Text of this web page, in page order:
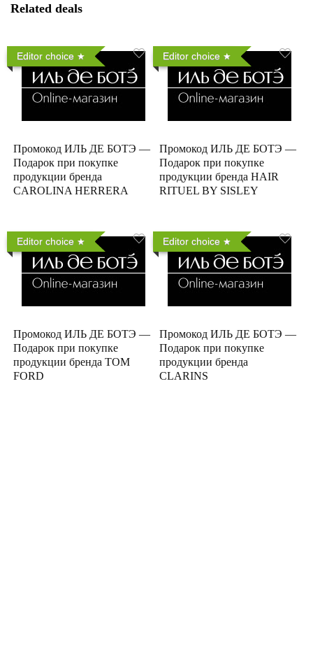
Related deals
Editor choice
Промокод ИЛЬ ДЕ БОТЭ —
Подарок при покупке
продукции бренда
CAROLINA HERRERA
Editor choice
Промокод ИЛЬ ДЕ БОТЭ —
Подарок при покупке
продукции бренда HAIR
RITUEL BY SISLEY
Editor choice
Промокод ИЛЬ ДЕ БОТЭ —
Подарок при покупке
продукции бренда TOM
FORD
Editor choice
Промокод ИЛЬ ДЕ БОТЭ —
Подарок при покупке
продукции бренда
CLARINS